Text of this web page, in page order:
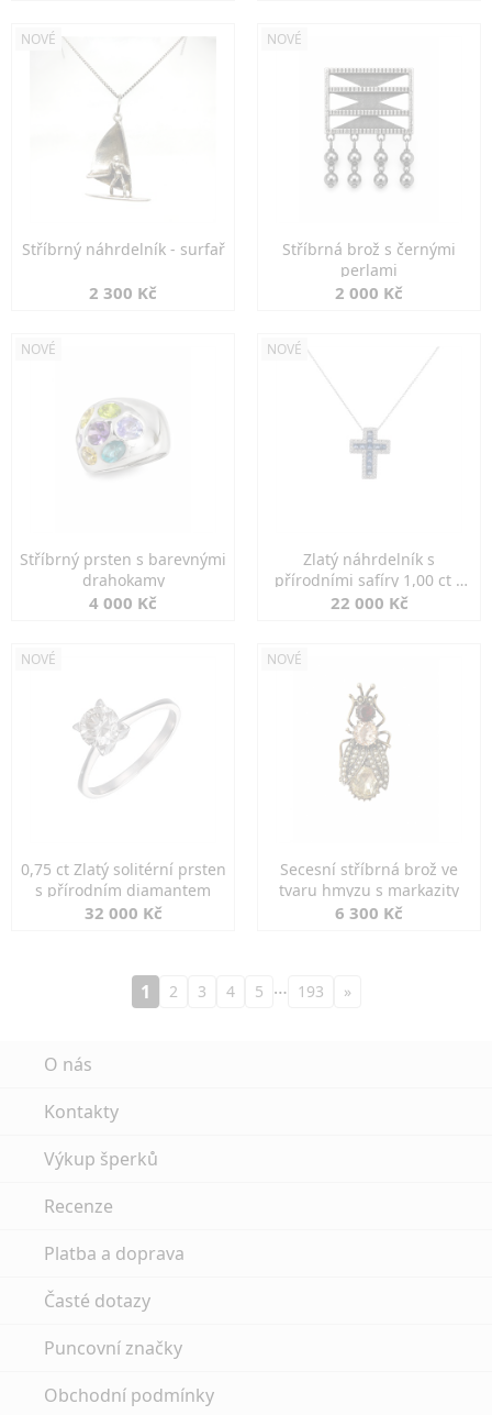
NOVÉ
Stříbrný náhrdelník - surfař
2 300 Kč
NOVÉ
Stříbrná brož s černými
perlami
2 000 Kč
NOVÉ
Stříbrný prsten s barevnými
drahokamy
4 000 Kč
NOVÉ
Zlatý náhrdelník s
přírodními safíry 1,00 ct a
diamanty
22 000 Kč
NOVÉ
0,75 ct Zlatý solitérní prsten
s přírodním diamantem
32 000 Kč
NOVÉ
Secesní stříbrná brož ve
tvaru hmyzu s markazity
6 300 Kč
1 2 3 4 5 … 193 »
O nás
Kontakty
Výkup šperků
Recenze
Platba a doprava
Časté dotazy
Puncovní značky
Obchodní podmínky